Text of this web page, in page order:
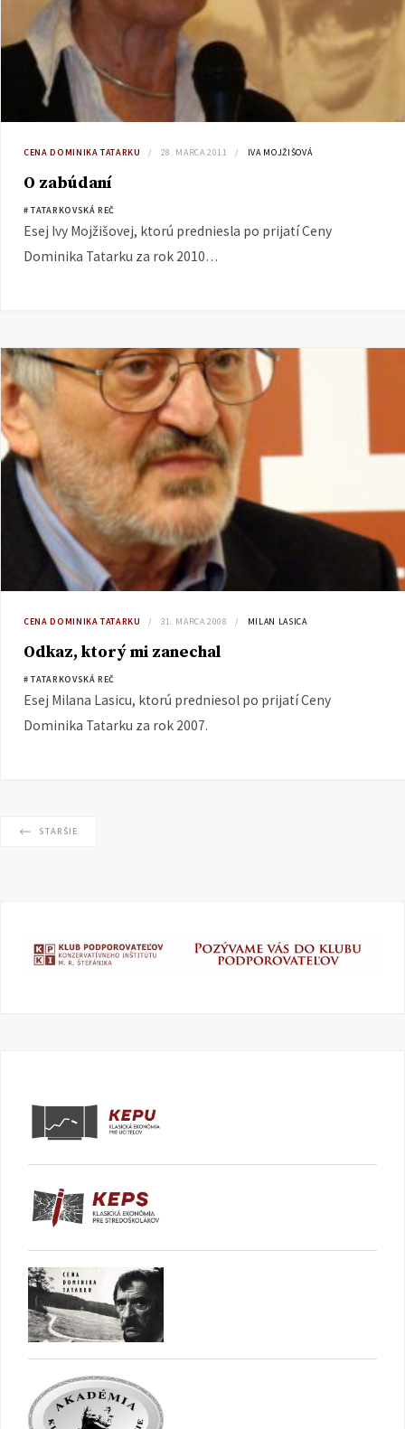
CENA DOMINIKA TATARKU 28. MARCA 2011 IVA MOJŽIŠOVÁ
O zabúdaní
# TATARKOVSKÁ REČ
Esej Ivy Mojžišovej, ktorú predniesla po prijatí Ceny
Dominika Tatarku za rok 2010…
CENA DOMINIKA TATARKU 31. MARCA 2008 MILAN LASICA
Odkaz, ktorý mi zanechal
# TATARKOVSKÁ REČ
Esej Milana Lasicu, ktorú predniesol po prijatí Ceny
Dominika Tatarku za rok 2007.
STARŠIE